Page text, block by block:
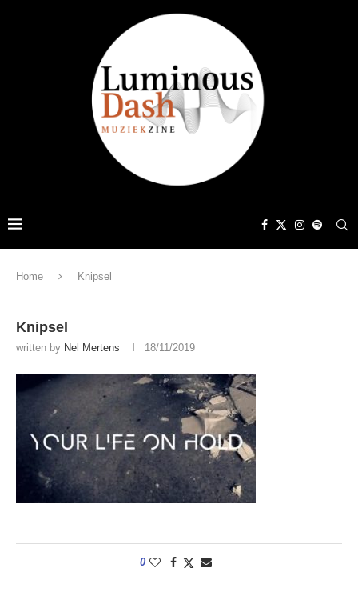
Home Knipsel
Knipsel
written by Nel Mertens 18/11/2019
0